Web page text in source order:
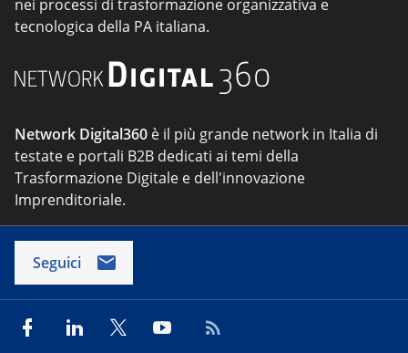
nei processi di trasformazione organizzativa e
tecnologica della PA italiana.
Network Digital360 è il più grande network in Italia di
testate e portali B2B dedicati ai temi della
Trasformazione Digitale e dell'innovazione
Imprenditoriale.
Seguici